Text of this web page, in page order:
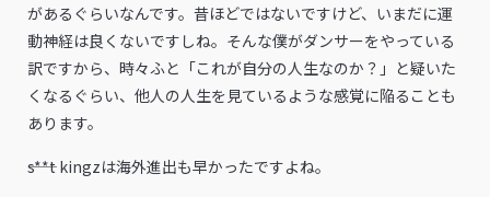
があるぐらいなんです。昔ほどではないですけど、いまだに運
動神経は良くないですしね。そんな僕がダンサーをやっている
訳ですから、時々ふと「これが自分の人生なのか？」と疑いた
くなるぐらい、他人の人生を見ているような感覚に陥ることも
あります。
――s**t kingzは海外進出も早かったですよね。